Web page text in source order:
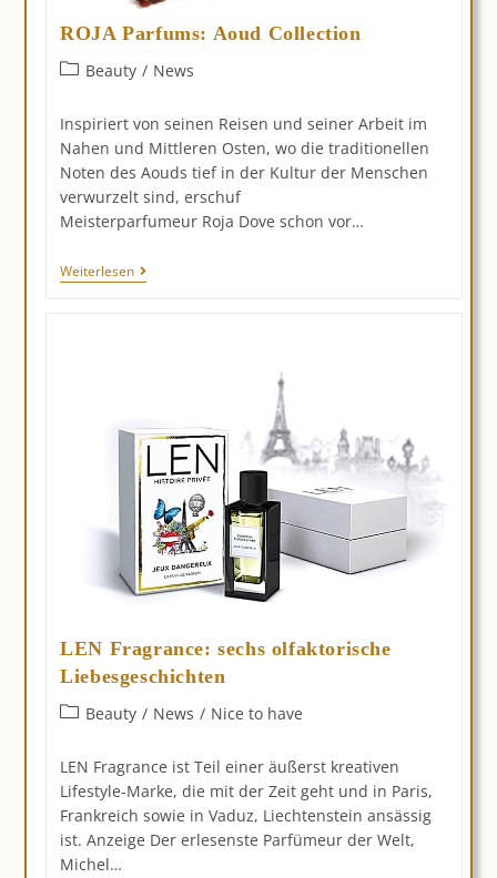
ROJA Parfums: Aoud Collection
Beitrags-
Beauty / News
Inspiriert von seinen Reisen und seiner Arbeit im
Nahen und Mittleren Osten, wo die traditionellen
Noten des Aouds tief in der Kultur der Menschen
verwurzelt sind, erschuf
Meisterparfumeur Roja Dove schon vor…
WeiterlesenROJA
Parfums:
LEN Fragrance: sechs olfaktorische
Liebesgeschichten
Beitrags-
Beauty / News / Nice to have
LEN Fragrance ist Teil einer äußerst kreativen
Lifestyle-Marke, die mit der Zeit geht und in Paris,
Frankreich sowie in Vaduz, Liechtenstein ansässig
ist. Anzeige Der erlesenste Parfümeur der Welt,
Michel…